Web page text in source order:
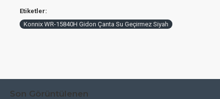
Etiketler:
Konnix WR-15840H Gidon Çanta Su Geçirmez Siyah
Son Görüntülenen